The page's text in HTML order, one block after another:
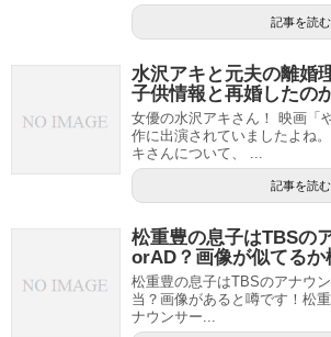
記事を読む
水沢アキと元夫の離婚
子供情報と再婚したの
女優の水沢アキさん！ 映画「
作に出演されていましたよね
キさんについて、 ...
記事を読む
松重豊の息子はTBSの
orAD？画像が似てるか
松重豊の息子はTBSのアナウ
当？画像があると噂です！松
ナウンサー...